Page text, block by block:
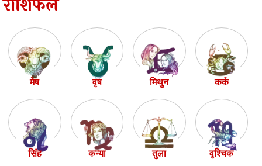
राशिफल
मेष वृष मिथुन कर्क
सिंह कन्या तुला वृश्चिक